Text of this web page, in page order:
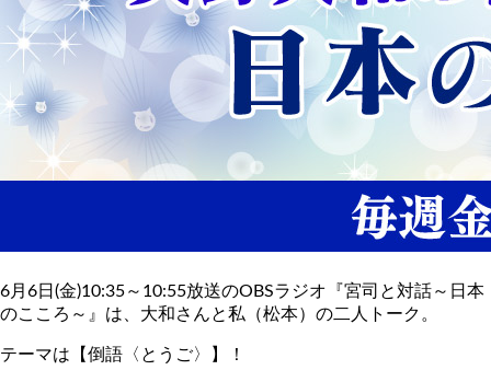
6月6日(金)10:35～10:55放送のOBSラジオ『宮司と対話～日本
のこころ～』は、大和さんと私（松本）の二人トーク。
テーマは【倒語〈とうご〉】！